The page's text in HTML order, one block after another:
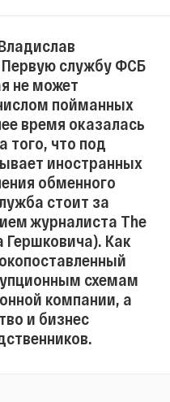
Первую службу ФСБ
не может
пойманных
время оказалась
того, что под
иностранных
обменного
стоит за
журналиста The
Как
схемам
компании, а
и бизнес